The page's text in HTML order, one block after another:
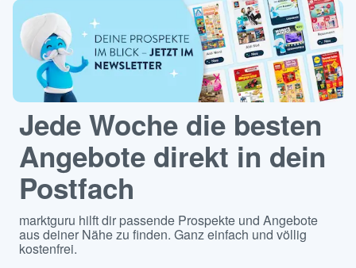
Jede Woche die besten
Angebote direkt in dein
Postfach
marktguru hilft dir passende Prospekte und Angebote
aus deiner Nähe zu finden. Ganz einfach und völlig
kostenfrei.